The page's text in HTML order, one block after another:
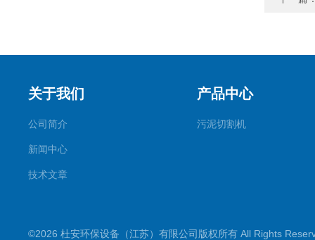
关于我们
公司简介
新闻中心
技术文章
产品中心
污泥切割机
©2026 杜安环保设备（江苏）有限公司版权所有 All Rights